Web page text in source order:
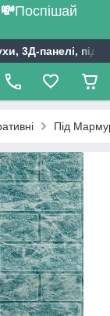
💸Поспішай
3Д-панелі,
Під